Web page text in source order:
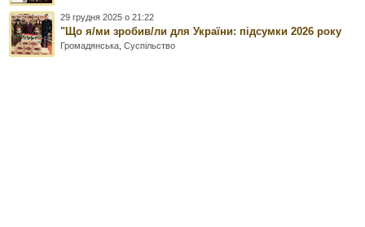
29 грудня 2025 о 21:22
"Що я/ми зробив/ли для України: підсумки 2026 року
Громадянська ,Суспільство